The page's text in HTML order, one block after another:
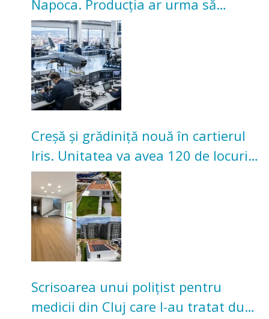
Napoca. Producția ar urma să
înceapă în toamna acestui an
Creșă și grădiniță nouă în cartierul
Iris. Unitatea va avea 120 de locuri
pentru copii
Scrisoarea unui polițist pentru
medicii din Cluj care l-au tratat după